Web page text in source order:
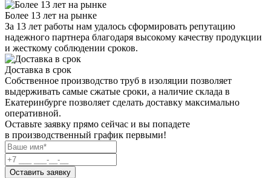
Более 13 лет на рынке
За 13 лет работы нам удалось сформировать репутацию
надежного партнера благодаря высокому качеству продукции
и жесткому соблюдении сроков.
Доставка в срок
Собственное производство труб в изоляции позволяет
выдерживать самые сжатые сроки, а наличие склада в
Екатеринбурге позволяет сделать доставку максимально
оперативной.
Оставьте заявку прямо сейчас и вы попадете
в производственный график первыми!
Оставить заявку